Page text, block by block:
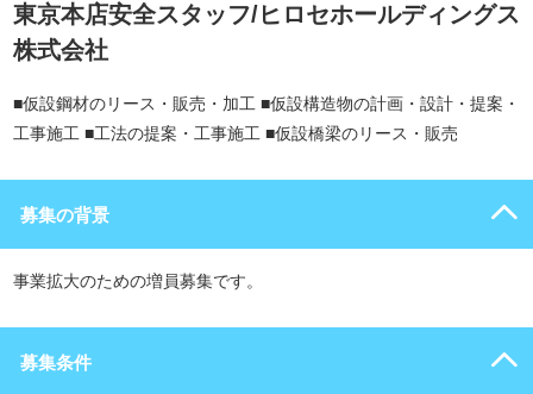
東京本店安全スタッフ/ヒロセホールディングス
株式会社
■仮設鋼材のリース・販売・加工 ■仮設構造物の計画・設計・提案・
工事施工 ■工法の提案・工事施工 ■仮設橋梁のリース・販売
募集の背景
事業拡大のための増員募集です。
募集条件